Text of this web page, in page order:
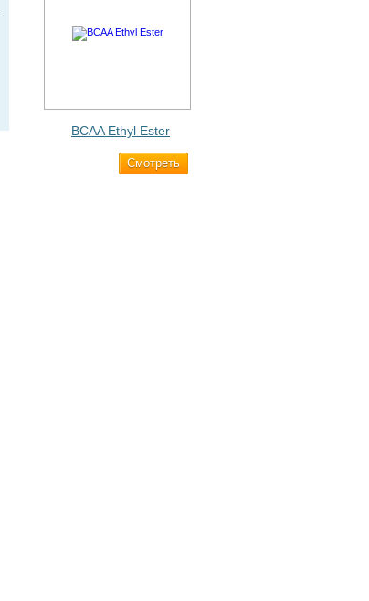
BCAA Ethyl Ester
Cмотреть